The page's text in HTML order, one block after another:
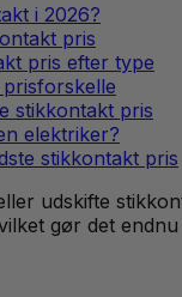
i 2026?
pris
pris efter type
stikkontakt pris
elektriker?
stikkontakt pris
udskifte
gør det